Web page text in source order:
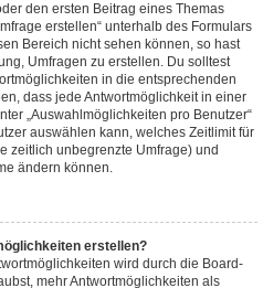
den ersten Beitrag eines Themas
erstellen“ unterhalb des Formulars
Bereich nicht sehen können, so hast
Umfragen zu erstellen. Du solltest
in die entsprechenden
dass jede Antwortmöglichkeit in einer
„Auswahlmöglichkeiten pro Benutzer“
auswählen kann, welches Zeitlimit für
zeitlich unbegrenzte Umfrage) und
ändern können.
erstellen?
wird durch die Board-
mehr Antwortmöglichkeiten als